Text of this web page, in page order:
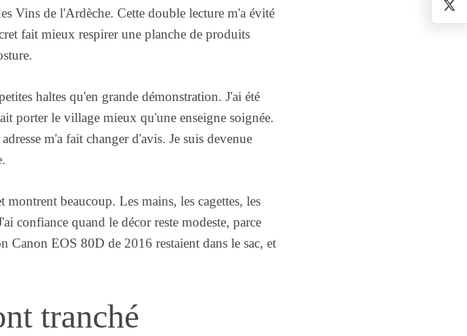
Vins de l'Ardèche. Cette double lecture m'a évité
fait mieux respirer une planche de produits
haltes qu'en grande démonstration. J'ai été
porter le village mieux qu'une enseigne soignée.
m'a fait changer d'avis. Je suis devenue
beaucoup. Les mains, les cagettes, les
confiance quand le décor reste modeste, parce
Canon EOS 80D de 2016 restaient dans le sac, et
tranché